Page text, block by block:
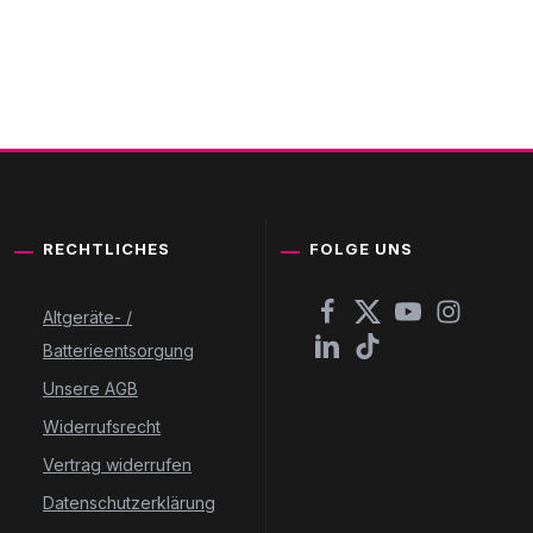
RECHTLICHES
Altgeräte- /
Batterieentsorgung
Unsere AGB
Widerrufsrecht
Vertrag widerrufen
Datenschutzerklärung
FOLGE UNS